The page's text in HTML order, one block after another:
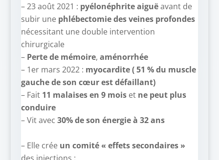
– 23 août 2021 : pyélonéphrite aiguëavant de
subir une phlébectomie des veines profondes
nécessitant une double intervention
chirurgicale
– Perte de mémoire, aménorrhée
– 1er mars 2022 : myocardite ( 51 % du muscle
gauche de son cœur est défaillant)
– Fait 11 malaises en 9 moiset ne peut plus
conduire
– Vit avec 30% de son énergie à 32 ans
– Elle crée un comité « effets secondaires »